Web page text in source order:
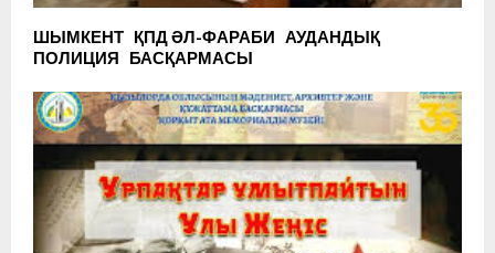
ШЫМКЕНТ ҚПД ӘЛ-ФАРАБИ АУДАНДЫҚ
ПОЛИЦИЯ БАСҚАРМАСЫ